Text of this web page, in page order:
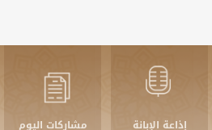
إذاعة الإبانة مشاركات اليوم